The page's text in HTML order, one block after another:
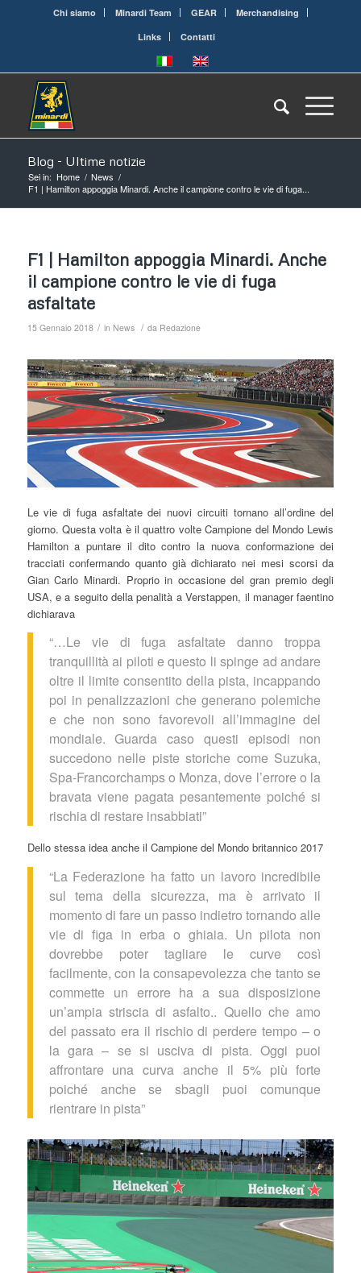
Chi siamo Minardi Team GEAR
Merchandising
Links
Contatti
Blog - Ultime notizie
Sei in: Home / News /
F1 | Hamilton appoggia Minardi. Anche il campione contro le vie di fuga...
F1 | Hamilton appoggia Minardi. Anche
il campione contro le vie di fuga
asfaltate
15 Gennaio 2018 / in News / da Redazione
Le vie di fuga asfaltate dei nuovi circuiti tornano all’ordine del
giorno. Questa volta è il quattro volte Campione del Mondo Lewis
Hamilton a puntare il dito contro la nuova conformazione dei
tracciati confermando quanto già dichiarato nei mesi scorsi da
Gian Carlo Minardi. Proprio in occasione del gran premio degli
USA, e a seguito della penalità a Verstappen, il manager faentino
dichiarava
“…Le vie di fuga asfaltate danno troppa
tranquillità ai piloti e questo li spinge ad andare
oltre il limite consentito della pista, incappando
poi in penalizzazioni che generano polemiche
e che non sono favorevoli all’immagine del
mondiale. Guarda caso questi episodi non
succedono nelle piste storiche come Suzuka,
Spa-Francorchamps o Monza, dove l’errore o la
bravata viene pagata pesantemente poiché si
rischia di restare insabbiati”
Dello stessa idea anche il Campione del Mondo britannico 2017
“La Federazione ha fatto un lavoro incredibile
sul tema della sicurezza, ma è arrivato il
momento di fare un passo indietro tornando alle
vie di figa in erba o ghiaia. Un pilota non
dovrebbe poter tagliare le curve così
facilmente, con la consapevolezza che tanto se
commette un errore ha a sua disposizione
un’ampia striscia di asfalto.. Quello che amo
del passato era il rischio di perdere tempo – o
la gara – se si usciva di pista. Oggi puoi
affrontare una curva anche il 5% più forte
poiché anche se sbagli puoi comunque
rientrare in pista”